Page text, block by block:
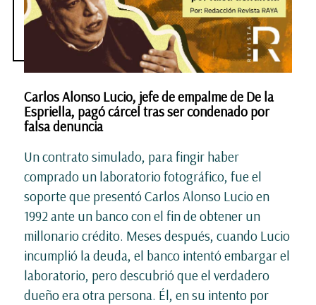
Carlos Alonso Lucio, jefe de empalme de De la
Espriella, pagó cárcel tras ser condenado por
falsa denuncia
Un contrato simulado, para fingir haber
comprado un laboratorio fotográfico, fue el
soporte que presentó Carlos Alonso Lucio en
1992 ante un banco con el fin de obtener un
millonario crédito. Meses después, cuando Lucio
incumplió la deuda, el banco intentó embargar el
laboratorio, pero descubrió que el verdadero
dueño era otra persona. Él, en su intento por